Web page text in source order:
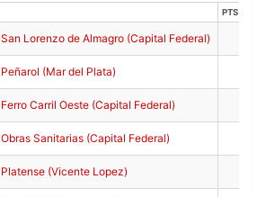
PTS
San Lorenzo de Almagro (Capital Federal)
Peñarol (Mar del Plata)
Ferro Carril Oeste (Capital Federal)
Obras Sanitarias (Capital Federal)
Platense (Vicente Lopez)